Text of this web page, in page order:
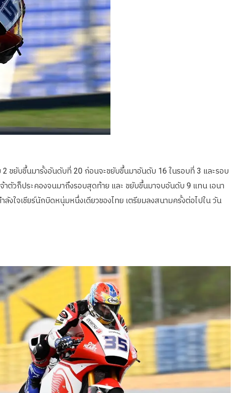
ขยับขึ้นมารั้งอันดับที่ 20 ก่อนจะขยับขึ้นมาอันดับ 16 ในรอบที่ 3 และรอบ
ตัวก็ประคองจนมาถึงรอบสุดท้าย และ ขยับขึ้นมาจบอันดับ 9 แทน เอนา
ใจเชียร์นักบิดหนุ่มหนึ่งเดียวของไทย เตรียมลงสนามครั้งต่อไปใน วัน